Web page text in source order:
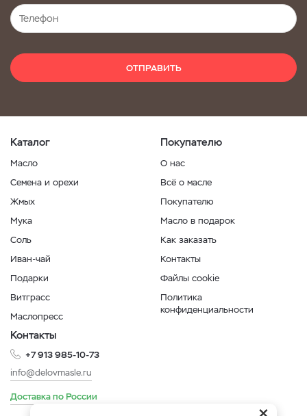
ОТПРАВИТЬ
Каталог
Масло
Семена и орехи
Жмых
Мука
Соль
Иван-чай
Подарки
Витграсс
Маслопресс
Покупателю
О нас
Всё о масле
Покупателю
Масло в подарок
Как заказать
Контакты
Файлы cookie
Политика
конфиденциальности
Контакты
+7 913 985-10-73
info@delovmasle.ru
Доставка по России